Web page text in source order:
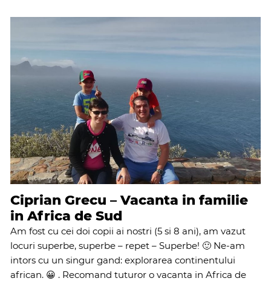
Ciprian Grecu – Vacanta in familie
in Africa de Sud
Am fost cu cei doi copii ai nostri (5 si 8 ani), am vazut
locuri superbe, superbe – repet – Superbe! 🙂 Ne-am
intors cu un singur gand: explorarea continentului
african. 😀 . Recomand tuturor o vacanta in Africa de